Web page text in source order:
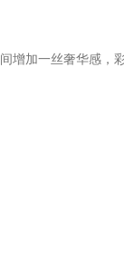
增加一丝奢华感，